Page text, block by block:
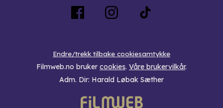
Endre/trekk tilbake cookiesamtykke
Filmweb.no bruker cookies. Våre brukervilkår.
Adm. Dir: Harald Løbak Sæther